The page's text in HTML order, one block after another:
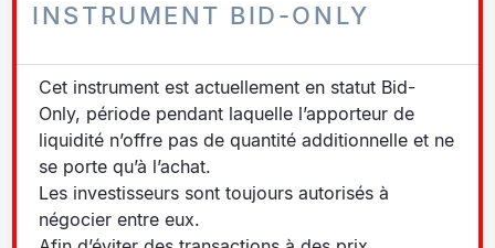
INSTRUMENT BID-ONLY
Cet instrument est actuellement en statut Bid-
Only, période pendant laquelle l’apporteur de
liquidité n’offre pas de quantité additionnelle et ne
se porte qu’à l’achat.
Les investisseurs sont toujours autorisés à
négocier entre eux.